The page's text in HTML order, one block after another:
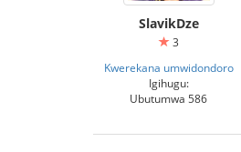
SlavikDze
3
Kwerekana umwidondoro
Igihugu:
Ubutumwa 586